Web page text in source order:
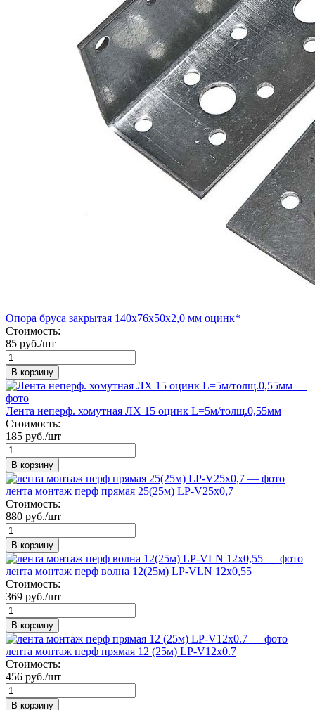
Опора бруса закрытая 140х76х50х2,0 мм оцинк*
Стоимость:
85 руб./шт
В корзину
Лента неперф. хомутная ЛХ 15 оцинк L=5м/толщ.0,55мм
Стоимость:
185 руб./шт
В корзину
лента монтаж перф прямая 25(25м) LP-V25х0,7
Стоимость:
880 руб./шт
В корзину
лента монтаж перф волна 12(25м) LP-VLN 12х0,55
Стоимость:
369 руб./шт
В корзину
лента монтаж перф прямая 12 (25м) LP-V12х0.7
Стоимость:
456 руб./шт
В корзину